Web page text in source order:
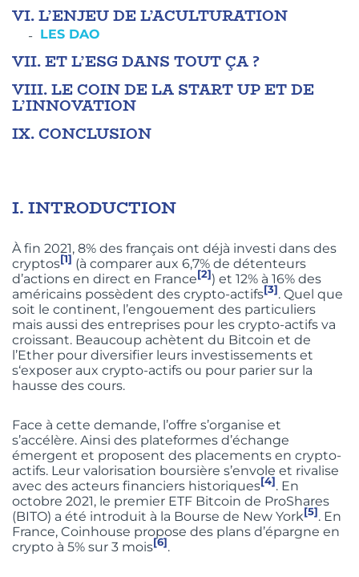
VI.L’ENJEU DE L’ACULTURATION
LES DAO
VII.ET L’ESG DANS TOUT ÇA ?
VIII.LE COIN DE LA START UP ET DE
L’INNOVATION
IX.CONCLUSION
I.INTRODUCTION
À fin 2021, 8% des français ont déjà investi dans des
cryptos[1] (à comparer aux 6,7% de détenteurs
d’actions en direct en France[2]) et 12% à 16% des
américains possèdent des crypto-actifs[3]. Quel que
soit le continent, l’engouement des particuliers
mais aussi des entreprises pour les crypto-actifs va
croissant. Beaucoup achètent du Bitcoin et de
l’Ether pour diversifier leurs investissements et
s‘exposer aux crypto-actifs ou pour parier sur la
hausse des cours.
Face à cette demande, l’offre s’organise et
s’accélère. Ainsi des plateformes d’échange
émergent et proposent des placements en crypto-
actifs. Leur valorisation boursière s’envole et rivalise
avec des acteurs financiers historiques[4]. En
octobre 2021, le premier ETF Bitcoin de ProShares
(BITO) a été introduit à la Bourse de New York[5]. En
France, Coinhouse propose des plans d’épargne en
crypto à 5% sur 3 mois[6].